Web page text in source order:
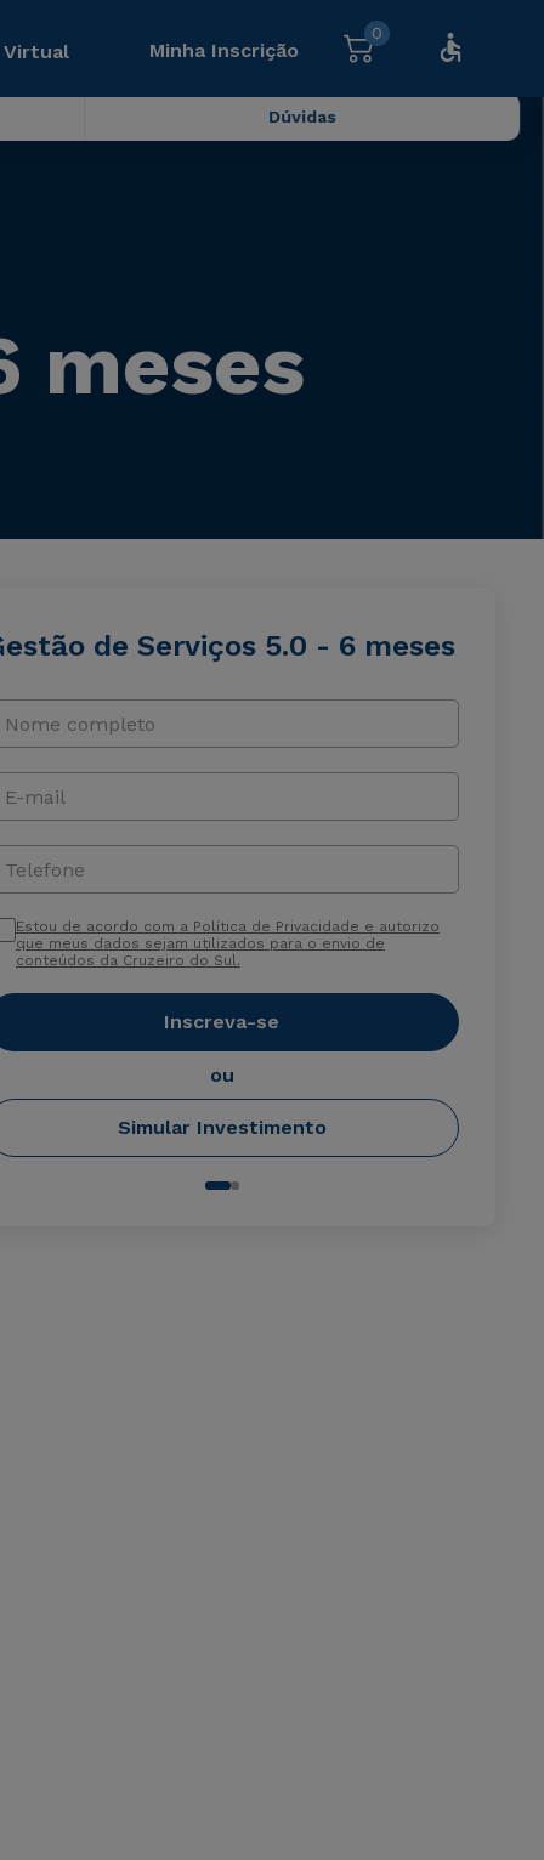
Virtual Minha Inscrição
0
Dúvidas
meses
de Serviços 5.0 - 6 meses
Nome completo
E-mail
Telefone
Estou de acordo com a Política de Privacidade e autorizo
que meus dados sejam utilizados para o envio de
conteúdos da Cruzeiro do Sul.
Inscreva-se
ou
Simular Investimento